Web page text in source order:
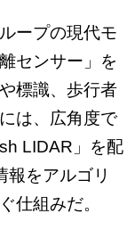
ープの現代モ
センサー」を
標識、歩行者
は、広角度で
LIDAR」を配
報をアルゴリ
仕組みだ。